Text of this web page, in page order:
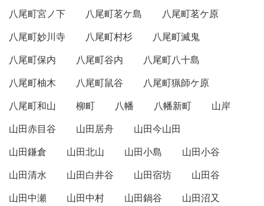
八尾町宮ノ下
八尾町茗ケ島
八尾町茗ケ原
八尾町妙川寺
八尾町村杉
八尾町滅鬼
八尾町保内
八尾町谷内
八尾町八十島
八尾町柚木
八尾町鼠谷
八尾町猟師ケ原
八尾町和山
柳町 八幡 八幡新町
山岸
山田赤目谷
山田居舟
山田今山田
山田鎌倉
山田北山 山田小島
山田小谷
山田清水
山田白井谷 山田宿坊
山田谷
山田中瀬
山田中村 山田鍋谷
山田沼又